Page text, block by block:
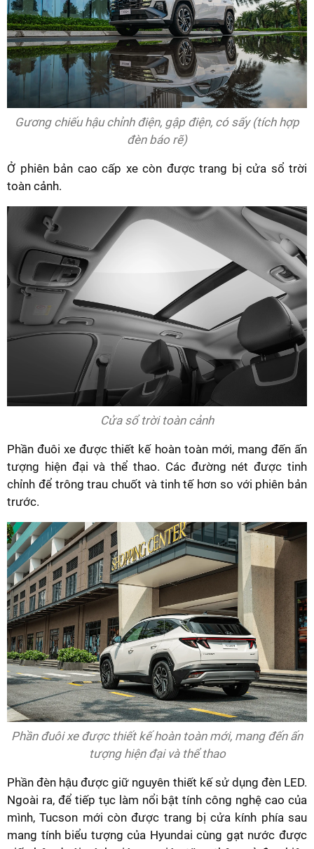
Gương chiếu hậu chỉnh điện, gập điện, có sấy (tích hợp
đèn báo rẽ)
Ở phiên bản cao cấp xe còn được trang bị cửa sổ trời
toàn cảnh.
Cửa sổ trời toàn cảnh
Phần đuôi xe được thiết kế hoàn toàn mới, mang đến ấn
tượng hiện đại và thể thao. Các đường nét được tinh
chỉnh để trông trau chuốt và tinh tế hơn so với phiên bản
trước.
Phần đuôi xe được thiết kế hoàn toàn mới, mang đến ấn
tượng hiện đại và thể thao
Phần đèn hậu được giữ nguyên thiết kế sử dụng đèn LED.
Ngoài ra, để tiếp tục làm nổi bật tính công nghệ cao của
mình, Tucson mới còn được trang bị cửa kính phía sau
mang tính biểu tượng của Hyundai cùng gạt nước được